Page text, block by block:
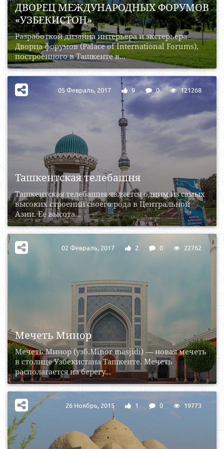
ДВОРЕЦ МЕЖДУНАРОДНЫХ ФОРУМОВ
«УЗБЕКИСТОН»
Разработкой дизайна интерьера и экстерьера
Дворца форумов (Palace of International Forums),
построенного в Ташкенте в...
Ташкентская телебашня
Ташкентская телебашня является одним из самых
высоких строений своего рода в Центральной
Азии. Ее высота...
05 Февраль, 2017 9 0 121268
Мечеть Минор
Мечеть Минор (узб.Minor masjidi) — новая мечеть
в столице Узбекистана Ташкенте. Мечеть
располагается на берегу...
02 Февраль, 2017 2 0 22762
26 Ноябрь, 2015 1 0 19773